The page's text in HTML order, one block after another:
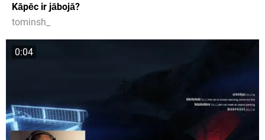
Kāpēc ir jābojā?
tominsh_
0:04